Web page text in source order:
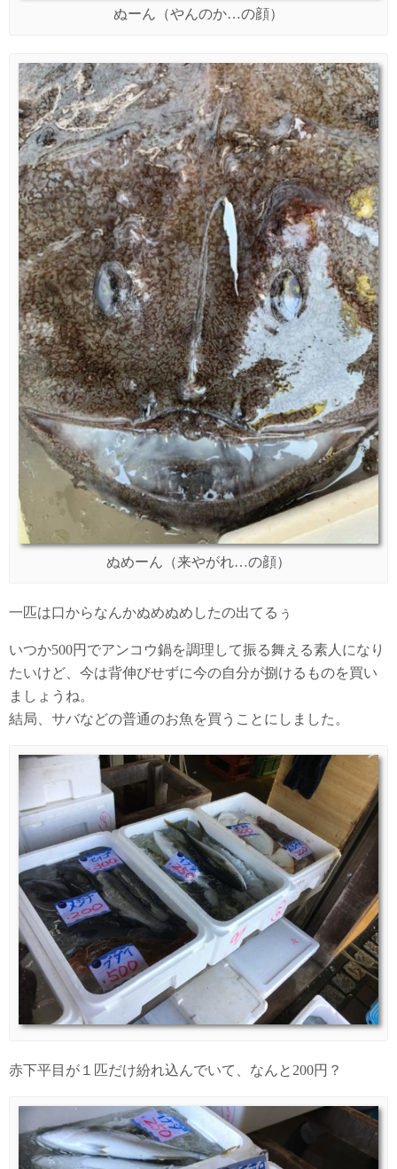
ぬーん（やんのか…の顔）
ぬめーん（来やがれ…の顔）
一匹は口からなんかぬめぬめしたの出てるぅ
いつか500円でアンコウ鍋を調理して振る舞える素人になり
たいけど、今は背伸びせずに今の自分が捌けるものを買い
ましょうね。
結局、サバなどの普通のお魚を買うことにしました。
赤下平目が１匹だけ紛れ込んでいて、なんと200円？